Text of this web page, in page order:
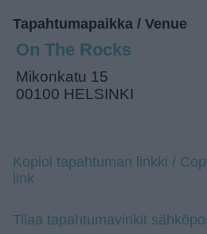
Tapahtumapaikka / Venue
On The Rocks
Mikonkatu 15
00100 HELSINKI
Kopioi tapahtuman linkki /
link
Tilaa tapahtumavinkit